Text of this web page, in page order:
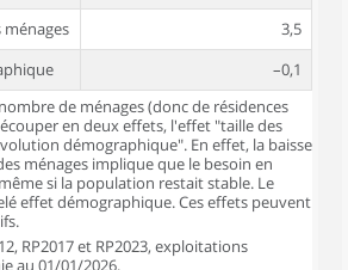
3,5
–0,1
de ménages (donc de résidences
en deux effets, l'effet "taille des
démographique". En effet, la baisse
ménages implique que le besoin en
si la population restait stable. Le
effet démographique. Ces effets peuvent
RP2017 et RP2023, exploitations
au 01/01/2026.